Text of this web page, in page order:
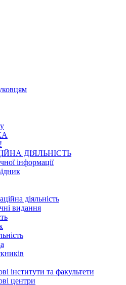
ДІЯЛЬНІСТЬ
інформації
діяльність
видання
інститути та факультети
центри